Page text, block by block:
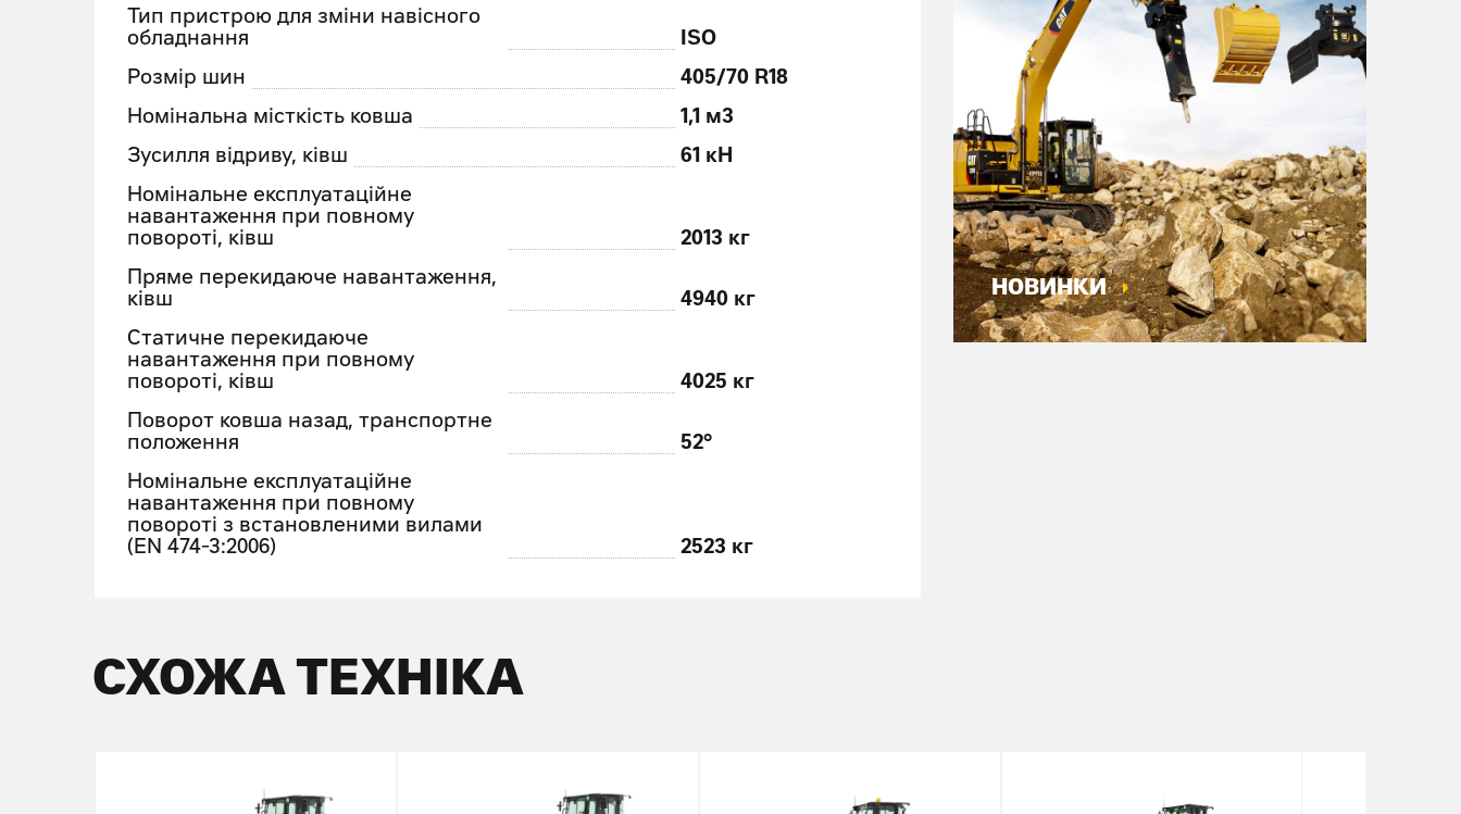
Тип пристрою для зміни навісного
обладнання
ISO
Розмір шин
405/70 R18
Номінальна місткість ковша
1,1 м3
Зусилля відриву, ківш
61 кН
Номінальне експлуатаційне
навантаження при повному
повороті, ківш
2013 кг
Пряме перекидаюче навантаження,
ківш
4940 кг
Статичне перекидаюче
навантаження при повному
повороті, ківш
4025 кг
Поворот ковша назад, транспортне
положення
52°
Номінальне експлуатаційне
навантаження при повному
повороті з встановленими вилами
(EN 474-3:2006)
2523 кг
НОВИНКИ
СХОЖА ТЕХНІКА